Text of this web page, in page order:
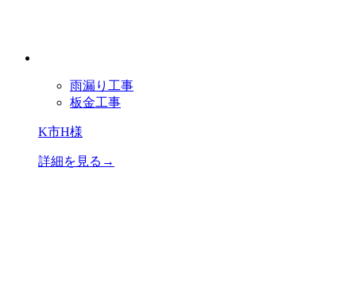
雨漏り工事
板金工事
K市H様
詳細を見る→